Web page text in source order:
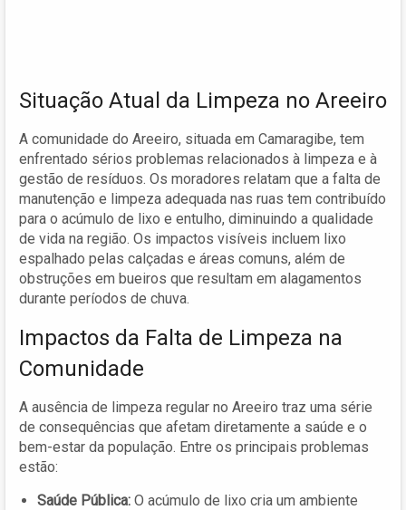
Situação Atual da Limpeza no Areeiro
A comunidade do Areeiro, situada em Camaragibe, tem
enfrentado sérios problemas relacionados à limpeza e à
gestão de resíduos. Os moradores relatam que a falta de
manutenção e limpeza adequada nas ruas tem contribuído
para o acúmulo de lixo e entulho, diminuindo a qualidade
de vida na região. Os impactos visíveis incluem lixo
espalhado pelas calçadas e áreas comuns, além de
obstruções em bueiros que resultam em alagamentos
durante períodos de chuva.
Impactos da Falta de Limpeza na
Comunidade
A ausência de limpeza regular no Areeiro traz uma série
de consequências que afetam diretamente a saúde e o
bem-estar da população. Entre os principais problemas
estão:
Saúde Pública: O acúmulo de lixo cria um ambiente